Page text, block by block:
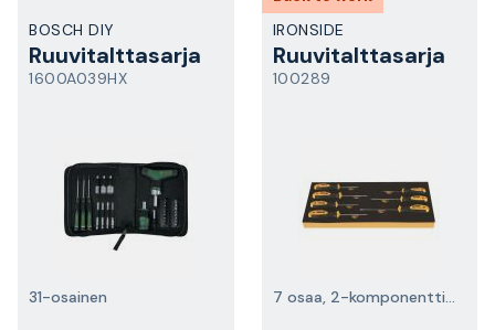
BOSCH DIY
Ruuvitalttasarja
1600A039HX
31-osainen
IRONSIDE
Ruuvitalttasarja
100289
7 osaa, 2-komponenttinen